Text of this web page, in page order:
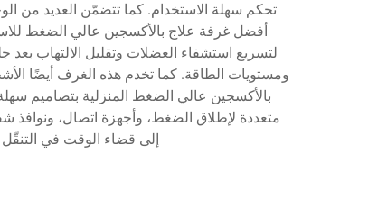
تحكم سهلة الاستخدام. كما تتضمّن العديد من
أفضل غرفة علاج بالأكسجين عالي الضغط
لتسريع استشفاء العضلات وتقليل الالتهاب
ومستويات الطاقة. كما تخدم هذه الغرف أيضًا
بالأكسجين عالي الضغط المنزلية بتصاميم
متعددة لإطلاق الضغط، وأجهزة اتصال، ونوافذ
إلى قضاء الوقت في